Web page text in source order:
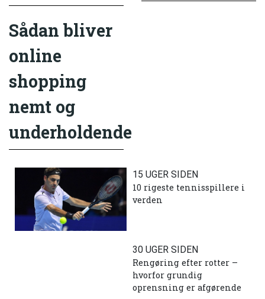
Sådan bliver
online
shopping
nemt og
underholdende
15 UGER SIDEN
10 rigeste tennisspillere i
verden
30 UGER SIDEN
Rengøring efter rotter –
hvorfor grundig
oprensning er afgørende